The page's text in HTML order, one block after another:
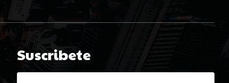
Suscribete